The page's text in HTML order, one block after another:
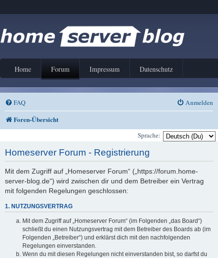
Home Forum Impressum Datenschutz
FAQ Anmelden
Foren-Übersicht
Sprache:
Homeserver Forum - Registrierung
Mit dem Zugriff auf „Homeserver Forum“ („https://forum.home-
server-blog.de“) wird zwischen dir und dem Betreiber ein Vertrag
mit folgenden Regelungen geschlossen:
1. NUTZUNGSVERTRAG
Mit dem Zugriff auf „Homeserver Forum“ (im Folgenden „das Board“)
schließt du einen Nutzungsvertrag mit dem Betreiber des Boards ab (im
Folgenden „Betreiber“) und erklärst dich mit den nachfolgenden
Regelungen einverstanden.
Wenn du mit diesen Regelungen nicht einverstanden bist, so darfst du